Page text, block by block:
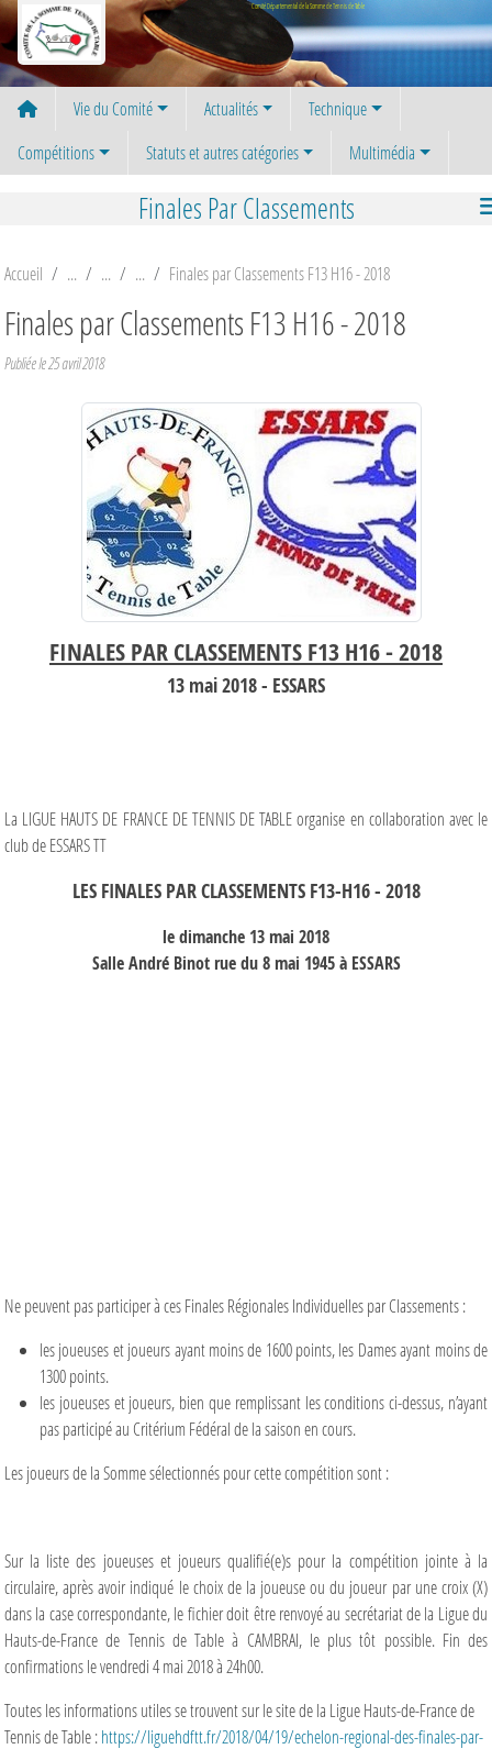
Comité Départemental de la Somme de Tennis de Table
Vie du Comité Actualités
Technique
Compétitions
Statuts et autres catégories Multimédia
Finales Par Classements
Accueil Finales par Classements F13 H16 - 2018
Finales par Classements F13 H16 - 2018
Publiée le25 avril 2018
FINALES PAR CLASSEMENTS F13 H16 - 2018
13 mai 2018 - ESSARS
La LIGUE HAUTS DE FRANCE DE TENNIS DE TABLE organise en collaboration avec le
club de ESSARS TT
LES FINALES PAR CLASSEMENTS F13-H16 - 2018
le dimanche 13 mai 2018
Salle André Binot rue du 8 mai 1945 à ESSARS
Ne peuvent pas participer à ces Finales Régionales Individuelles par Classements :
les joueuses et joueurs ayant moins de 1600 points, les Dames ayant moins de
1300 points.
les joueuses et joueurs, bien que remplissant les conditions ci-dessus, n’ayant
pas participé au Critérium Fédéral de la saison en cours.
Les joueurs de la Somme sélectionnés pour cette compétition sont :
Sur la liste des joueuses et joueurs qualifié(e)s pour la compétition jointe à la
circulaire, après avoir indiqué le choix de la joueuse ou du joueur par une croix (X)
dans la case correspondante, le fichier doit être renvoyé au secrétariat de la Ligue du
Hauts-de-France de Tennis de Table à CAMBRAI, le plus tôt possible. Fin des
confirmations le vendredi 4 mai 2018 à 24h00.
Toutes les informations utiles se trouvent sur le site de la Ligue Hauts-de-France de
Tennis de Table :https://liguehdftt.fr/2018/04/19/echelon-regional-des-finales-par-
Panneau de gestion des cookies